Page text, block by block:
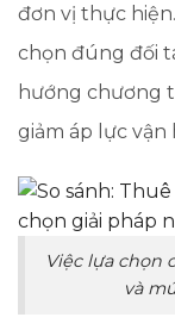
đơn vị thực
chọn đúng đối
hướng chương
giảm áp lực vận
Việc lựa chọn
và